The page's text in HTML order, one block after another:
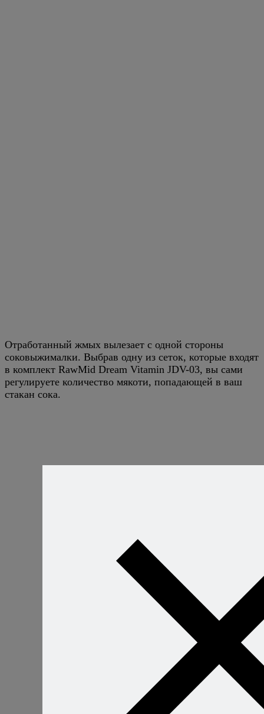
Отработанный жмых вылезает с одной стороны
соковыжималки. Выбрав одну из сеток, которые входят
в комплект RawMid Dream Vitamin JDV-03, вы сами
регулируете количество мякоти, попадающей в ваш
стакан сока.